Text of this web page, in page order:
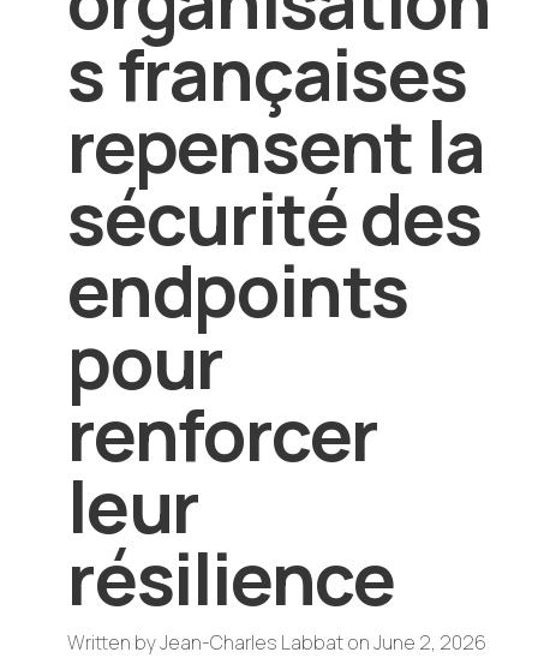
s françaises
repensent la
sécurité des
endpoints
pour
renforcer
leur
résilience
Written byJean-Charles LabbatonJune 2, 2026